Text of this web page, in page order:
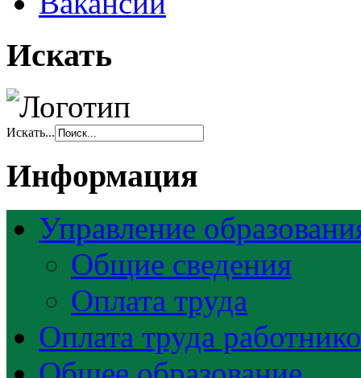
Искать
Искать...
Информация
Управление
Общие сведения
Оплата труда
Оплата труда